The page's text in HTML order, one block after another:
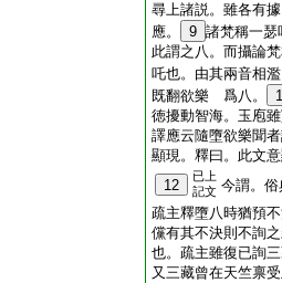
尋上諸説。雖各有
應。
9 諸梵稱一瑟
此謂之八。而攝論
吒也。由其兩音相
既翻欲樂 爲八。
徳擾動智海。玉庖
譯應云隨墮欲樂聞
顯現。釋曰。此文
12
已上
記文 今謂。
疏主釋墮八時猶預
儻有其不決則不詢
也。疏主雖復已詢
又三藏曾在天竺禀